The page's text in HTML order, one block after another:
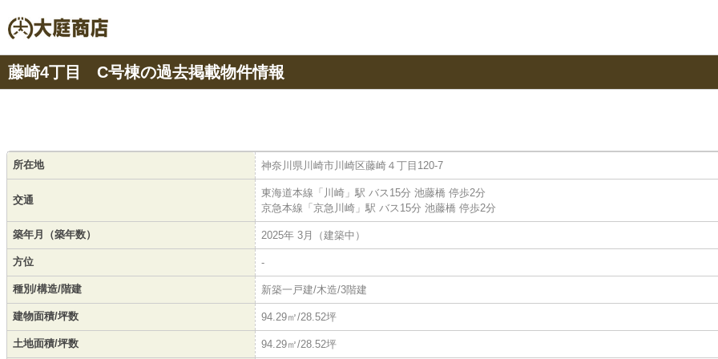
藤崎4丁目 C号棟の過去掲載物件情報
所在地 神奈川県川崎市川崎区藤崎４丁目120-7
交通
東海道本線「川崎」駅 バス15分 池藤橋 停歩2分
京急本線「京急川崎」駅 バス15分 池藤橋 停歩2分
築年月（築年数） 2025年 3月（建築中）
方位 -
種別/構造/階建 新築一戸建/木造/3階建
建物面積/坪数 94.29㎡/28.52坪
土地面積/坪数 94.29㎡/28.52坪